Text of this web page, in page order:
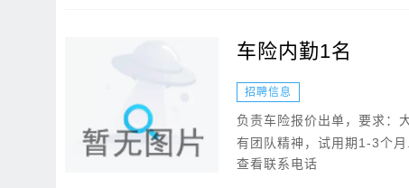
车险内勤1名
招聘信息
负责车险报价出单，要求：
有团队精神，试用期1-3个月
查看联系电话